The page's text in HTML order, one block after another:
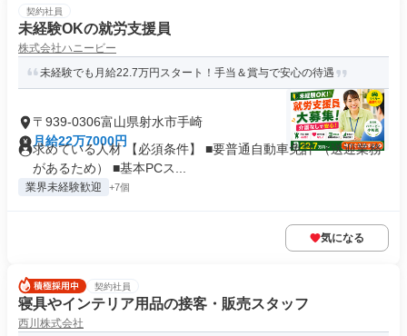
契約社員
未経験OKの就労支援員
株式会社ハニービー
未経験でも月給22.7万円スタート！手当＆賞与で安心の待遇
〒939-0306富山県射水市手崎
月給22万7000円
求めている人材 【必須条件】 ■要普通自動車免許 （送迎業務
があるため） ■基本PCス...
業界未経験歓迎 +7個
気になる
契約社員
寝具やインテリア用品の接客・販売スタッフ
西川株式会社